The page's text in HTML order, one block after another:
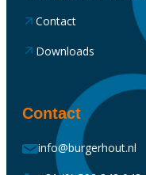
Contact
Downloads
Contact
info@burgerhout.nl